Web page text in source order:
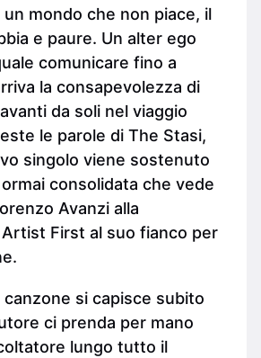
mondo che non piace, il
e paure. Un alter ego
comunicare fino a
la consapevolezza di
da soli nel viaggio
le parole di The Stasi,
singolo viene sostenuto
consolidata che vede
Avanzi alla
First al suo fianco per
si capisce subito
ci prenda per mano
lungo tutto il